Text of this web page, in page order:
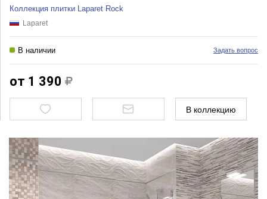
Коллекция плитки Laparet Rock
Laparet
В наличии Задать вопрос
от 1 390
В коллекцию